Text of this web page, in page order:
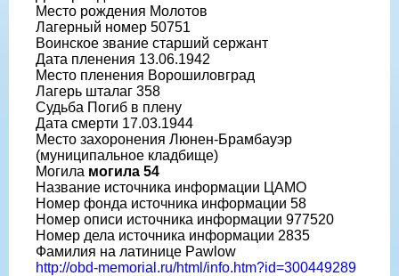
Место рождения Молотов
Лагерный номер 50751
Воинское звание старший сержант
Дата пленения 13.06.1942
Место пленения Ворошиловград
Лагерь шталаг 358
Судьба Погиб в плену
Дата смерти 17.03.1944
Место захоронения Люнен-Брамбауэр
(муниципальное кладбище)
Могила могила 54
Название источника информации ЦАМО
Номер фонда источника информации 58
Номер описи источника информации 977520
Номер дела источника информации 2835
Фамилия на латинице Pawlow
http://obd-memorial.ru/html/info.htm?id=300449289